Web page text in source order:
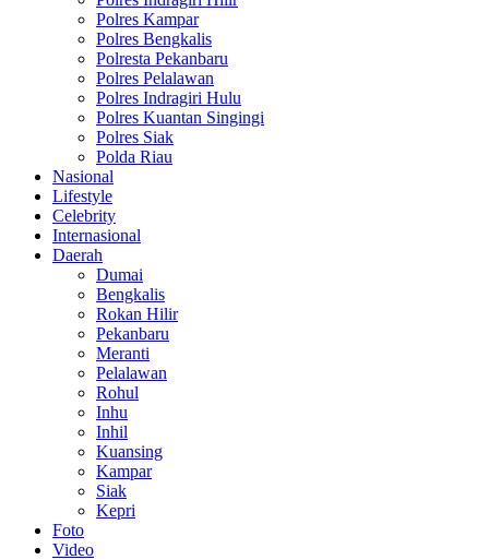
Polres Kampar
Polres Bengkalis
Polresta Pekanbaru
Polres Pelalawan
Polres Indragiri Hulu
Polres Kuantan Singingi
Polres Siak
Polda Riau
Nasional
Lifestyle
Celebrity
Internasional
Daerah
Dumai
Bengkalis
Rokan Hilir
Pekanbaru
Meranti
Pelalawan
Rohul
Inhu
Inhil
Kuansing
Kampar
Siak
Kepri
Foto
Video